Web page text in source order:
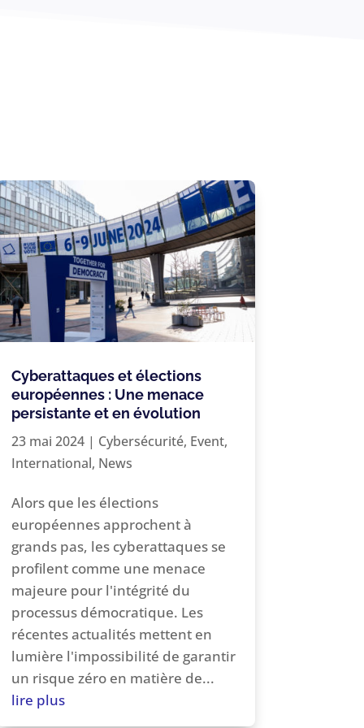
Cyberattaques et élections
européennes : Une menace
persistante et en évolution
23 mai 2024| Cybersécurité, Event,
International, News
Alors que les élections
européennes approchent à
grands pas, les cyberattaques se
profilent comme une menace
majeure pour l'intégrité du
processus démocratique. Les
récentes actualités mettent en
lumière l'impossibilité de garantir
un risque zéro en matière de...
lire plus